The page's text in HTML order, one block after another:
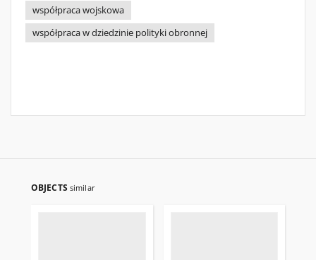
współpraca wojskowa
współpraca w dziedzinie polityki obronnej
OBJECTS similar